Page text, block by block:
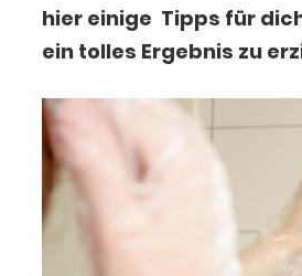
hier einige Tipps für
ein tolles Ergebnis zu